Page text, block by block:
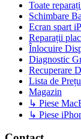
Toate
Schimbare
Ecran spart
Reparații
Înlocuire
Diagnostic
Recuperare
Lista de
Magazin
↳ Piese
↳ Piese